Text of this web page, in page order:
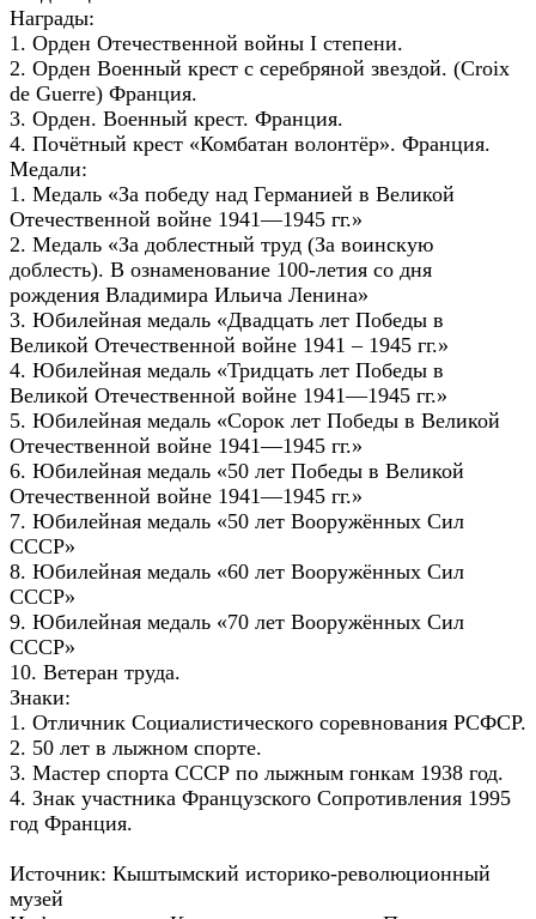
Награды:
1. Орден Отечественной войны I степени.
2. Орден Военный крест с серебряной звездой. (Croix
de Guerre) Франция.
3. Орден. Военный крест. Франция.
4. Почётный крест «Комбатан волонтёр». Франция.
Медали:
1. Медаль «За победу над Германией в Великой
Отечественной войне 1941—1945 гг.»
2. Медаль «За доблестный труд (За воинскую
доблесть). В ознаменование 100-летия со дня
рождения Владимира Ильича Ленина»
3. Юбилейная медаль «Двадцать лет Победы в
Великой Отечественной войне 1941 – 1945 гг.»
4. Юбилейная медаль «Тридцать лет Победы в
Великой Отечественной войне 1941—1945 гг.»
5. Юбилейная медаль «Сорок лет Победы в Великой
Отечественной войне 1941—1945 гг.»
6. Юбилейная медаль «50 лет Победы в Великой
Отечественной войне 1941—1945 гг.»
7. Юбилейная медаль «50 лет Вооружённых Сил
СССР»
8. Юбилейная медаль «60 лет Вооружённых Сил
СССР»
9. Юбилейная медаль «70 лет Вооружённых Сил
СССР»
10. Ветеран труда.
Знаки:
1. Отличник Социалистического соревнования РСФСР.
2. 50 лет в лыжном спорте.
3. Мастер спорта СССР по лыжным гонкам 1938 год.
4. Знак участника Французского Сопротивления 1995
год Франция.
Источник: Кыштымский историко-революционный
музей